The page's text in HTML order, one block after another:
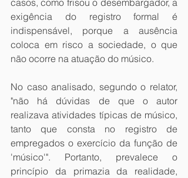
casos, como frisou o desembargador, a
exigência do registro formal é
indispensável, porque a ausência
coloca em risco a sociedade, o que
não ocorre na atuação do músico.
No caso analisado, segundo o relator,
"não há dúvidas de que o autor
realizava atividades típicas de músico,
tanto que consta no registro de
empregados o exercício da função de
'músico'". Portanto, prevalece o
princípio da primazia da realidade,